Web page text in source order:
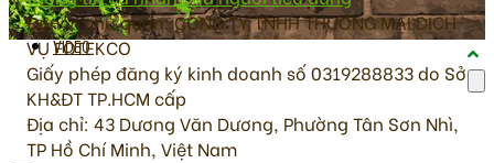
VIDEO
Đơn vị chủ quản: CÔNG TY TNHH THƯƠNG MẠI DỊCH
VỤ FOTEKCO
Giấy phép đăng ký kinh doanh số 0319288833 do Sở
KH&ĐT TP.HCM cấp
Địa chỉ: 43 Dương Văn Dương, Phường Tân Sơn Nhì,
TP Hồ Chí Minh, Việt Nam